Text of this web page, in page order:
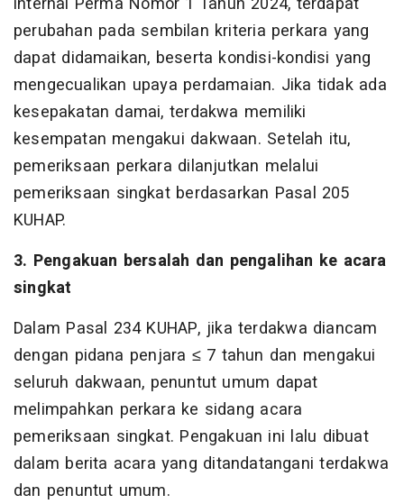
perubahan pada sembilan kriteria perkara yang
dapat didamaikan, beserta kondisi-kondisi yang
mengecualikan upaya perdamaian. Jika tidak ada
kesepakatan damai, terdakwa memiliki
kesempatan mengakui dakwaan. Setelah itu,
pemeriksaan perkara dilanjutkan melalui
pemeriksaan singkat berdasarkan Pasal 205
KUHAP.
3. Pengakuan bersalah dan pengalihan ke acara
singkat
Dalam Pasal 234 KUHAP, jika terdakwa diancam
dengan pidana penjara ≤ 7 tahun dan mengakui
seluruh dakwaan, penuntut umum dapat
melimpahkan perkara ke sidang acara
pemeriksaan singkat. Pengakuan ini lalu dibuat
dalam berita acara yang ditandatangani terdakwa
dan penuntut umum.